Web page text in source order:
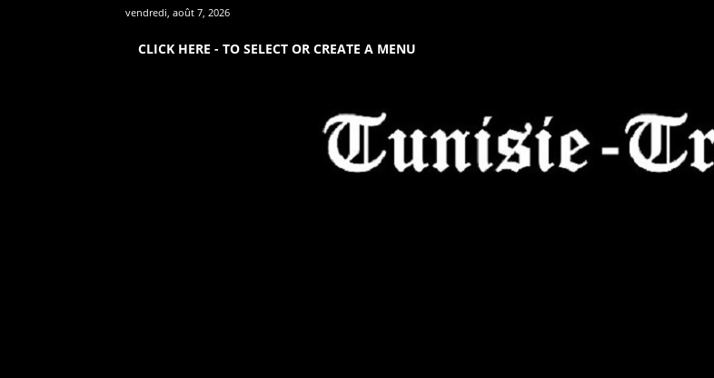
vendredi, août 7, 2026
CLICK HERE - TO SELECT OR CREATE A MENU